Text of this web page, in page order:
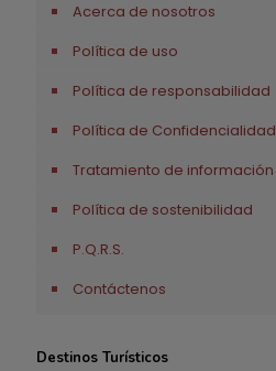
Acerca de nosotros
Política de uso
Política de responsabilidad
Política de Confidencialidad
Tratamiento de información
Política de sostenibilidad
P.Q.R.S.
Contáctenos
Destinos Turísticos